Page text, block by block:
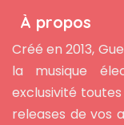
À propos
Créé en 2013,
la musique
exclusivité
releases de vos